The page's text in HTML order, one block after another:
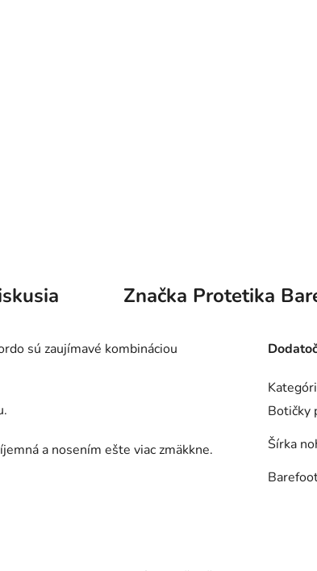
Značka Protetika
sú zaujímavé kombináciou
a nosením ešte viac zmäkkne.
Botičky
Šírka